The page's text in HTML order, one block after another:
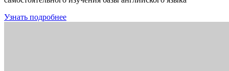
Узнать подробнее